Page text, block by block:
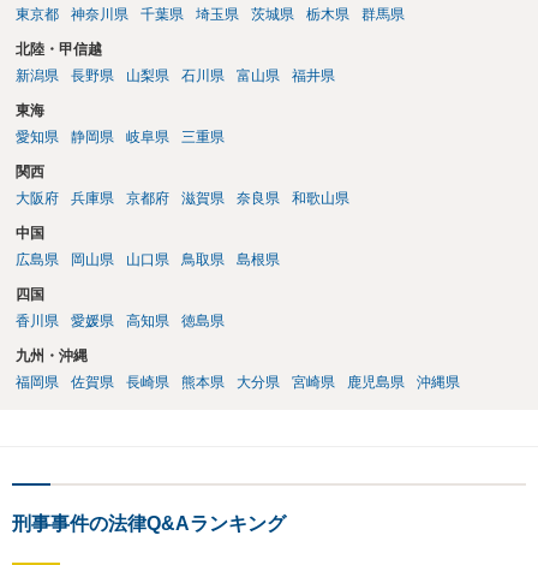
東京都
神奈川県 千葉県 埼玉県 茨城県 栃木県 群馬県
北陸・甲信越
新潟県
長野県 山梨県 石川県 富山県 福井県
東海
愛知県
静岡県 岐阜県 三重県
関西
大阪府
兵庫県 京都府 滋賀県 奈良県 和歌山県
中国
広島県
岡山県 山口県 鳥取県 島根県
四国
香川県
愛媛県 高知県 徳島県
九州・沖縄
福岡県
佐賀県 長崎県 熊本県 大分県 宮崎県 鹿児島県 沖縄県
刑事事件の法律Q&Aランキング